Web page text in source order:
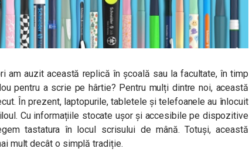
am auzit această replică în școală sau la facultate, în timp
pentru a scrie pe hârtie? Pentru mulți dintre noi, această
În prezent, laptopurile, tabletele și telefoanele au înlocuit
Cu informațiile stocate ușor și accesibile pe dispozitive
tastatura în locul scrisului de mână. Totuși, această
mult decât o simplă tradiție.